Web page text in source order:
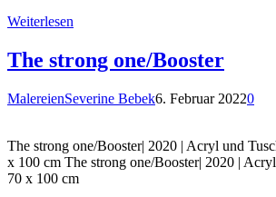
Weiterlesen
The strong one/Booster
MalereienSeverine Bebek6. Februar 20220
The strong one/Booster| 2020 | Acryl und
x 100 cm The strong one/Booster| 2020 |
70 x 100 cm